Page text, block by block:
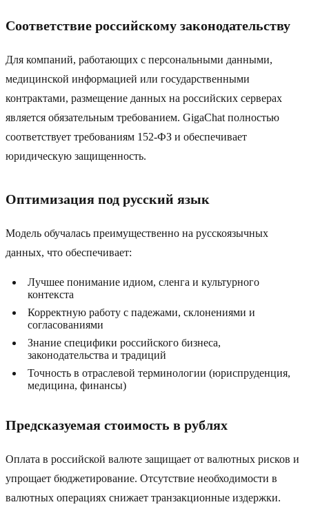
Соответствие российскому законодательству
Для компаний, работающих с персональными данными,
медицинской информацией или государственными
контрактами, размещение данных на российских серверах
является обязательным требованием. GigaChat полностью
соответствует требованиям 152-ФЗ и обеспечивает
юридическую защищенность.
Оптимизация под русский язык
Модель обучалась преимущественно на русскоязычных
данных, что обеспечивает:
Лучшее понимание идиом, сленга и культурного
контекста
Корректную работу с падежами, склонениями и
согласованиями
Знание специфики российского бизнеса,
законодательства и традиций
Точность в отраслевой терминологии (юриспруденция,
медицина, финансы)
Предсказуемая стоимость в рублях
Оплата в российской валюте защищает от валютных рисков и
упрощает бюджетирование. Отсутствие необходимости в
валютных операциях снижает транзакционные издержки.